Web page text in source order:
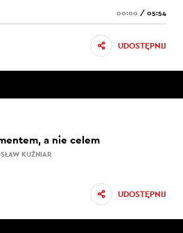
00:00 / 05:54
UDOSTĘPNIJ
a nie celem
KUŹNIAR
UDOSTĘPNIJ